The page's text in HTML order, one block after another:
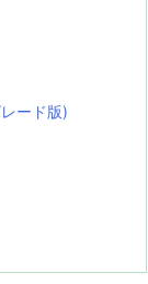
ード版)